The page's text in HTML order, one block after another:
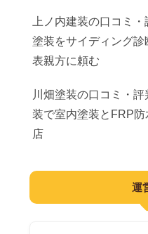
皮膚科
耳鼻咽喉科
士業
上ノ内建装の口コミ
塗装をサイディング
表親方に頼む
川畑塗装の口コミ・
装で室内塗装とFRP
店
運